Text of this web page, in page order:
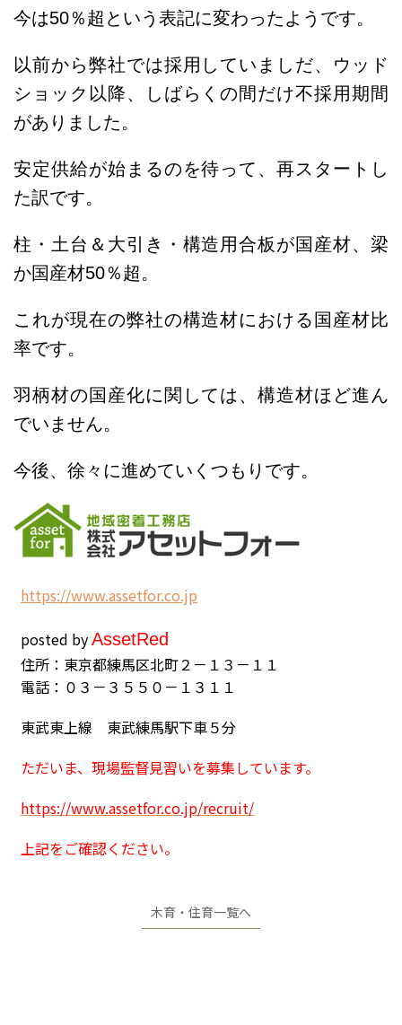
今は50％超という表記に変わったようです。
以前から弊社では採用していましだ、ウッド
ショック以降、しばらくの間だけ不採用期間
がありました。
安定供給が始まるのを待って、再スタートし
た訳です。
柱・土台＆大引き・構造用合板が国産材、梁
か国産材50％超。
これが現在の弊社の構造材における国産材比
率です。
羽柄材の国産化に関しては、構造材ほど進ん
でいません。
今後、徐々に進めていくつもりです。
https://www.assetfor.co.jp
posted byAssetRed
住所：東京都練馬区北町２－１３－１１
電話：０３－３５５０－１３１１
東武東上線 東武練馬駅下車５分
ただいま、現場監督見習いを募集しています。
https://www.assetfor.co.jp/recruit/
上記をご確認ください。
木育・住育一覧へ